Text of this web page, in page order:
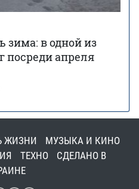
зима: в одной из
посреди апреля
ЖИЗНИ
МУЗЫКА И КИНО
ТЕХНО
СДЕЛАНО В